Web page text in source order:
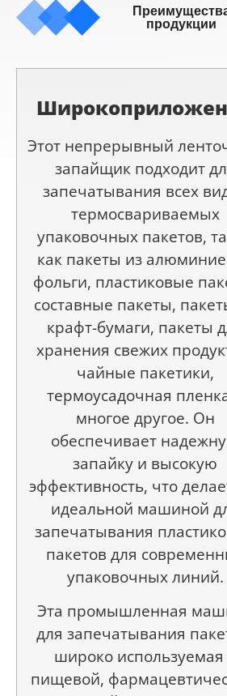
продукции
Широко
Этот непрерывный
запайщик подходит
запечатывания всех
термосвариваемых
упаковочных пакетов,
как пакеты из
фольги, пластиковые
составные пакеты,
крафт-бумаги, пакеты
хранения свежих
чайные пакетики,
термоусадочная
многое другое. Он
обеспечивает
запайку и высокую
эффективность, что
идеальной машиной
запечатывания
пакетов для
упаковочных линий.
Эта промышленная
для запечатывания
широко используемая
пищевой,